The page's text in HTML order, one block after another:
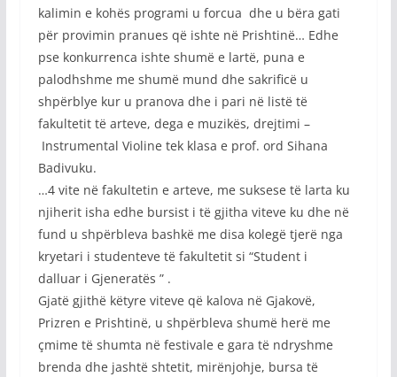
kalimin e kohës programi u forcua dhe u bëra gati
për provimin pranues që ishte në Prishtinë… Edhe
pse konkurrenca ishte shumë e lartë, puna e
palodhshme me shumë mund dhe sakrificë u
shpërblye kur u pranova dhe i pari në listë të
fakultetit të arteve, dega e muzikës, drejtimi –
Instrumental Violine tek klasa e prof. ord Sihana
Badivuku.
…4 vite në fakultetin e arteve, me suksese të larta ku
njiherit isha edhe bursist i të gjitha viteve ku dhe në
fund u shpërbleva bashkë me disa kolegë tjerë nga
kryetari i studenteve të fakultetit si “Student i
dalluar i Gjeneratës ” .
Gjatë gjithë këtyre viteve që kalova në Gjakovë,
Prizren e Prishtinë, u shpërbleva shumë herë me
çmime të shumta në festivale e gara të ndryshme
brenda dhe jashtë shtetit, mirënjohje, bursa të